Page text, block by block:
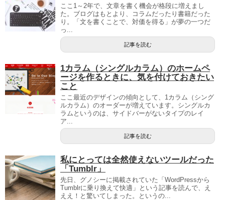
ここ1～2年で、文章を書く機会が格段に増えまし
た。ブログはもとより、コラムだったり書籍だった
り。「文を書くことで、対価を得る」が夢の一つだ
っ...
記事を読む
1カラム（シングルカラム）のホームペ
ージを作るときに、気を付けておきたい
こと
ここ最近のデザインの傾向として、1カラム（シング
ルカラム）のオーダーが増えています。シングルカ
ラムというのは、サイドバーがないタイプのレイ
ア...
記事を読む
私にとっては全然使えないツールだった
「Tumblr」
先日、グノシーに掲載されていた「WordPressから
Tumblrに乗り換えて快適」という記事を読んで、え
ええ！と驚いてしまった。というの...